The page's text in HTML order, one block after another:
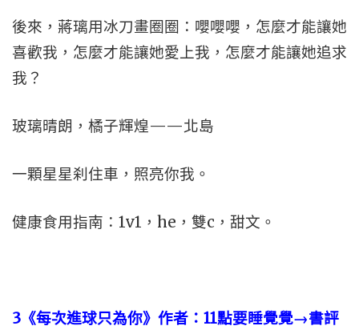
後來，蔣璃用冰刀畫圈圈：嚶嚶嚶，怎麼才能讓她
喜歡我，怎麼才能讓她愛上我，怎麼才能讓她追求
我？
玻璃晴朗，橘子輝煌——北島
一顆星星刹住車，照亮你我。
健康食用指南：1v1，he，雙c，甜文。
3 《每次進球只為你》作者： 11點要睡覺覺→書評